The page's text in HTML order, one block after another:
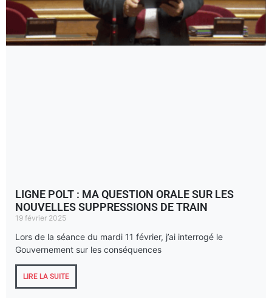
LIGNE POLT : MA QUESTION ORALE SUR LES
NOUVELLES SUPPRESSIONS DE TRAIN
19 février 2025
Lors de la séance du mardi 11 février, j’ai interrogé le
Gouvernement sur les conséquences
LIRE LA SUITE